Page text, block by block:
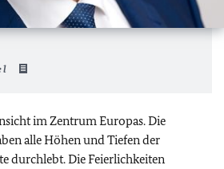
im Zentrum Europas. Die
alle Höhen und Tiefen der
durchlebt. Die Feierlichkeiten